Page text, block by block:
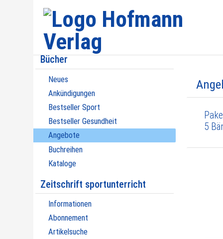
Bücher
Neues
Ankündigungen
Bestseller Sport
Bestseller Gesundheit
Angebote
Buchreihen
Kataloge
Zeitschrift sportunterricht
Informationen
Abonnement
Artikelsuche
5